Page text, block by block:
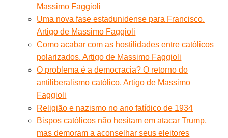
Massimo Faggioli
Uma nova fase estadunidense para Francisco.
Artigo de Massimo Faggioli
Como acabar com as hostilidades entre católicos
polarizados. Artigo de Massimo Faggioli
O problema é a democracia? O retorno do
antiliberalismo católico. Artigo de Massimo
Faggioli
Religião e nazismo no ano fatídico de 1934
Bispos católicos não hesitam em atacar Trump,
mas demoram a aconselhar seus eleitores